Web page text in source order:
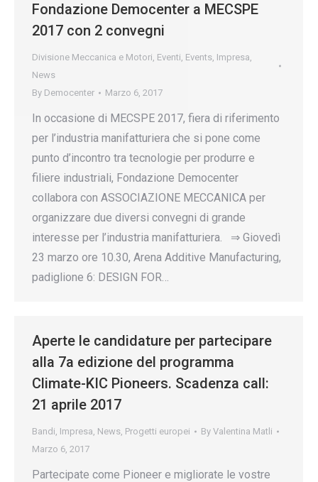
Fondazione Democenter a MECSPE
2017 con 2 convegni
Divisione Meccanica e Motori, Eventi, Events, Impresa,
News
By Democenter Marzo 6, 2017
In occasione di MECSPE 2017, fiera di riferimento
per l’industria manifatturiera che si pone come
punto d’incontro tra tecnologie per produrre e
filiere industriali, Fondazione Democenter
collabora con ASSOCIAZIONE MECCANICA per
organizzare due diversi convegni di grande
interesse per l’industria manifatturiera. ⇒ Giovedì
23 marzo ore 10.30, Arena Additive Manufacturing,
padiglione 6: DESIGN FOR…
Aperte le candidature per partecipare
alla 7a edizione del programma
Climate-KIC Pioneers. Scadenza call:
21 aprile 2017
Bandi, Impresa, News, Progetti europei By Valentina Matli
Marzo 6, 2017
Partecipate come Pioneer e migliorate le vostre